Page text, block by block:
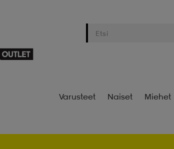
Varusteet Naiset Miehet